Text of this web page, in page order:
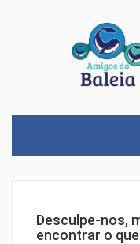
Desculpe-nos,
encontrar o